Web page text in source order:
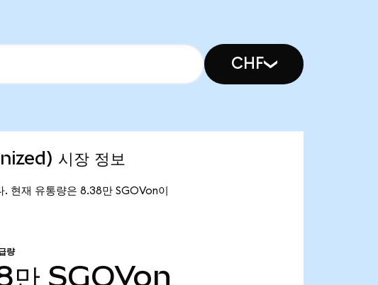
CHF
시장 정보
현재 유통량은 8.38만 SGOVon이
량
만 SGOVon